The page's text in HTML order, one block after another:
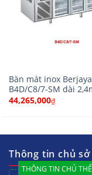
Bàn mát inox Berjaya
B4D/C8/7-SM dài
44,265,000₫
Thông tin chủ
THÔNG TIN CHỦ THỂ